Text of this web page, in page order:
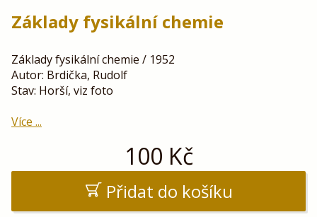
Základy fysikální chemie
Základy fysikální chemie / 1952
Autor: Brdička, Rudolf
Stav: Horší, viz foto
Více ...
100 Kč
Přidat do košíku